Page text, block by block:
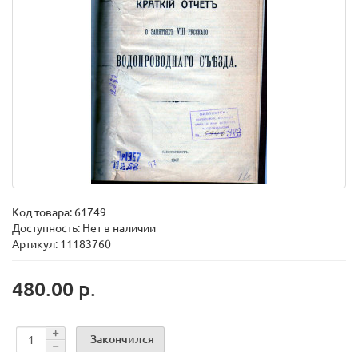
Код товара: 61749
Доступность: Нет в наличии
Артикул: 11183760
480.00 р.
Закончился